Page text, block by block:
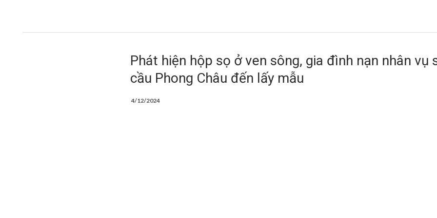
Phát hiện hộp sọ ở ven sông, gia đình nạn nhân vụ
cầu Phong Châu đến lấy mẫu
4/12/2024